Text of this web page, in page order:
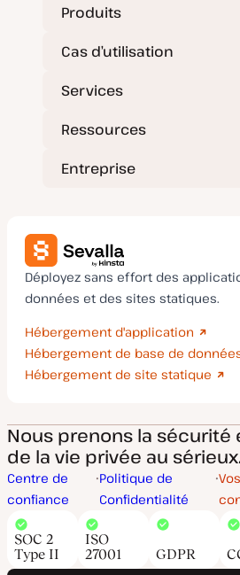
Produits
Cas d’utilisation
Services
Ressources
Entreprise
Déployez sans effort des
données et des sites statiques.
Hébergement d'application
Hébergement de base de
Hébergement de site statique
Nous prenons la
de la vie privée au sérieux.
Centre de
confiance
Politique de
Confidentialité
SOC 2
Type II
ISO
27001
GDPR